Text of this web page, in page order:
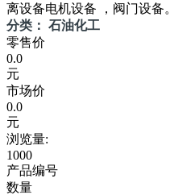
离设备电机设备 ，阀门设备。
分类： 石油化工
零售价
0.0
元
市场价
0.0
元
浏览量:
1000
产品编号
数量